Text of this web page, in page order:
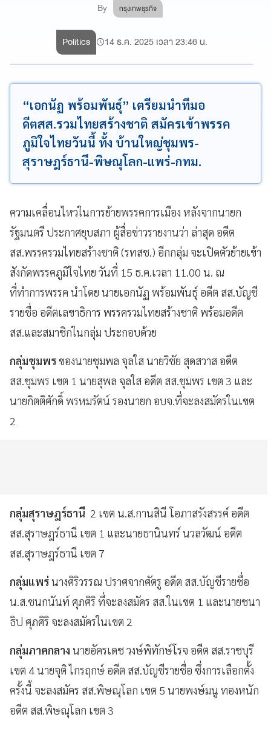
By กรุงเทพธุรกิจ
Politics 14 ธ.ค. 2025 เวลา 23:46 น.
“เอกนัฏ พร้อมพันธุ์” เตรียมนำทีมอ
ดีตสส.รวมไทยสร้างชาติ สมัครเข้าพรรค
ภูมิใจไทยวันนี้ ทั้ง บ้านใหญ่ชุมพร-
สุราษฎร์ธานี-พิษณุโลก-แพร่-กทม.
ความเคลื่อนไหวในการย้ายพรรคการเมือง หลังจากนายก
รัฐมนตรี ประกาศยุบสภา ผู้สื่อข่าวรายงานว่า ล่าสุด อดีต
สส.พรรครวมไทยสร้างชาติ (รทสช.) อีกกลุ่ม จะเปิดตัวย้ายเข้า
สังกัดพรรคภูมิใจไทย วันที่ 15 ธ.ค.เวลา 11.00 น. ณ
ที่ทำการพรรค นำโดย นายเอกนัฏ พร้อมพันธุ์ อดีต สส.บัญชี
รายชื่อ อดีตเลขาธิการ พรรครวมไทยสร้างชาติ พร้อมอดีต
สส.และสมาชิกในกลุ่ม ประกอบด้วย
กลุ่มชุมพรของนายชุมพล จุลใส นายวิชัย สุดสวาส อดีต
สส.ชุมพร เขต 1 นายสุพล จุลใส อดีต สส.ชุมพร เขต 3 และ
นายกิตติศักดิ์ พรหมรัตน์ รองนายก อบจ.ที่จะลงสมัครในเขต
2
กลุ่มสุราษฎร์ธานี 2 เขต น.ส.กานสินี โอภาสรังสรรค์ อดีต
สส.สุราษฎร์ธานี เขต 1 และนายธานินทร์ นวลวัฒน์ อดีต
สส.สุราษฎร์ธานี เขต 7
กลุ่มแพร่นางศิริวรรณ ปราศจากศัตรู อดีต สส.บัญชีรายชื่อ
น.ส.ชนกนันท์ ศุภศิริ ที่จะลงสมัคร สส.ในเขต 1 และนายชนา
ธิป ศุภศิริ จะลงสมัครในเขต 2
กลุ่มภาคกลาง นายอัครเดช วงษ์พิทักษ์โรจ อดีต สส.ราชบุรี
เขต 4 นายจุติ ไกรฤกษ์ อดีต สส.บัญชีรายชื่อ ซึ่งการเลือกตั้ง
ครั้งนี้ จะลงสมัคร สส.พิษณุโลก เขต 5 นายพงษ์มนู ทองหนัก
อดีต สส.พิษณุโลก เขต 3